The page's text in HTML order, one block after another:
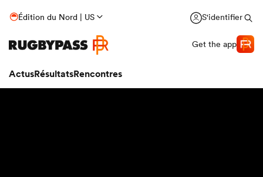
Édition du Nord | US S'identifier
Get the app
ActusRésultatsRencontres